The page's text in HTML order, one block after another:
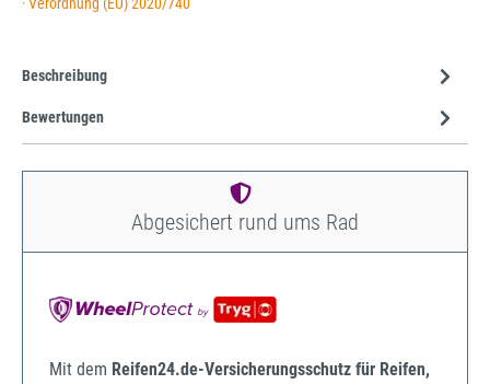
· Verordnung (EU) 2020/740
Beschreibung
Bewertungen
Abgesichert rund ums Rad
Mit dem Reifen24.de-Versicherungsschutz für Reifen,